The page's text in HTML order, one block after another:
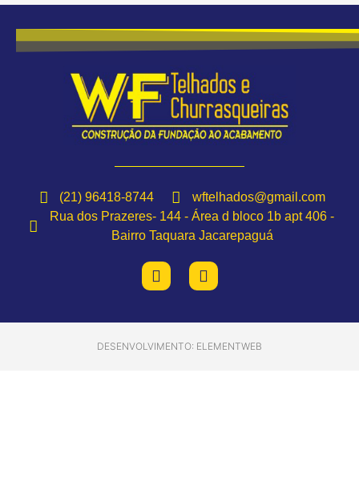
(21) 96418-8744
wftelhados@gmail.com
Rua dos Prazeres- 144 - Área d bloco 1b apt 406 -
Bairro Taquara Jacarepaguá
DESENVOLVIMENTO: ELEMENTWEB